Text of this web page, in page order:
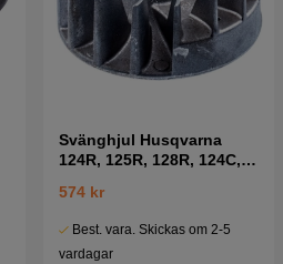
Svänghjul Husqvarna
124R, 125R, 128R, 124C,
574 kr
Best. vara. Skickas om 2-5
vardagar